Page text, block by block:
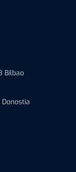
Bilbao